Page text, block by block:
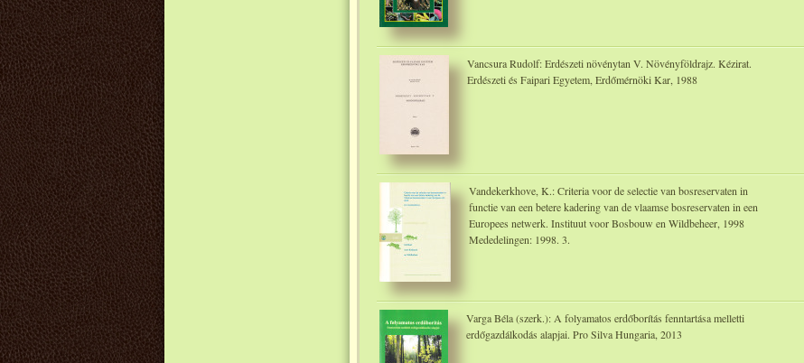
Vancsura Rudolf: Erdészeti növénytan V. Növényföldrajz. Kézirat.
Erdészeti és Faipari Egyetem, Erdőmérnöki Kar, 1988
Vandekerkhove, K.: Criteria voor de selectie van bosreservaten in
functie van een betere kadering van de vlaamse bosreservaten in een
Europees netwerk. Instituut voor Bosbouw en Wildbeheer, 1998
Mededelingen: 1998. 3.
Varga Béla (szerk.): A folyamatos erdőborítás fenntartása melletti
erdőgazdálkodás alapjai. Pro Silva Hungaria, 2013